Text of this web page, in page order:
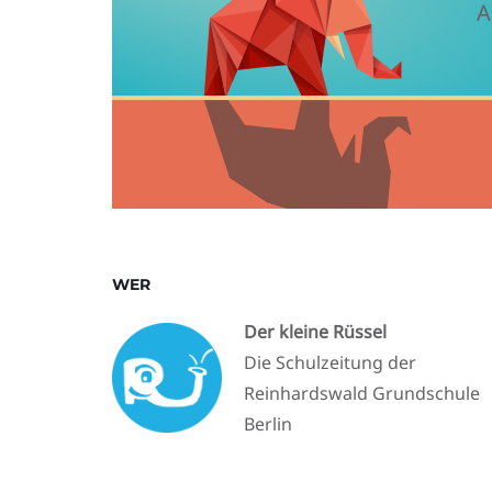
WER
Der kleine Rüssel
Die Schulzeitung der
Reinhardswald Grundschule
Berlin